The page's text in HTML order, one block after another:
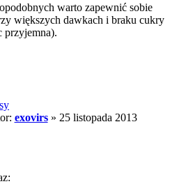
warto zapewnić sobie
większych dawkach i braku cukry
przyjemna).
exovirs» 25 listopada 2013